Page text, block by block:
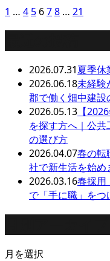
1 … 4 5 678 … 21
2026.07.31夏季休
2026.06.18未経験
郡で働く畑中建
2026.05.13 【
を探す方へ｜公
の選び方
2026.04.07春の転
社で新生活を始め
2026.03.16春採用
で「手に職」を
月を選択